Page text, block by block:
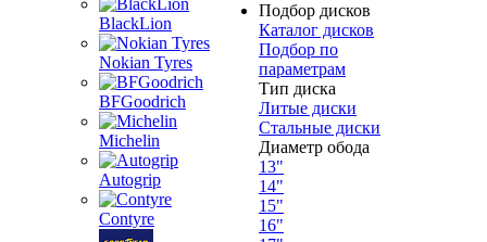
BlackLion
Nokian Tyres
BFGoodrich
Michelin
Autogrip
Contyre
Подбор дисков
Каталог дисков
Подбор по
параметрам
Тип диска
Литые диски
Стальные диски
Диаметр обода
13"
14"
15"
16"